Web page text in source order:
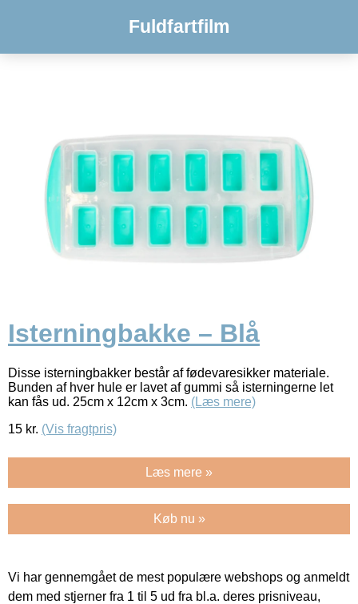
Fuldfartfilm
Isterningbakke – Blå
Disse isterningbakker består af fødevaresikker materiale.
Bunden af hver hule er lavet af gummi så isterningerne let
kan fås ud. 25cm x 12cm x 3cm. (Læs mere)
15 kr. (Vis fragtpris)
Læs mere »
Køb nu »
Vi har gennemgået de mest populære webshops og anmeldt
dem med stjerner fra 1 til 5 ud fra bl.a. deres prisniveau,